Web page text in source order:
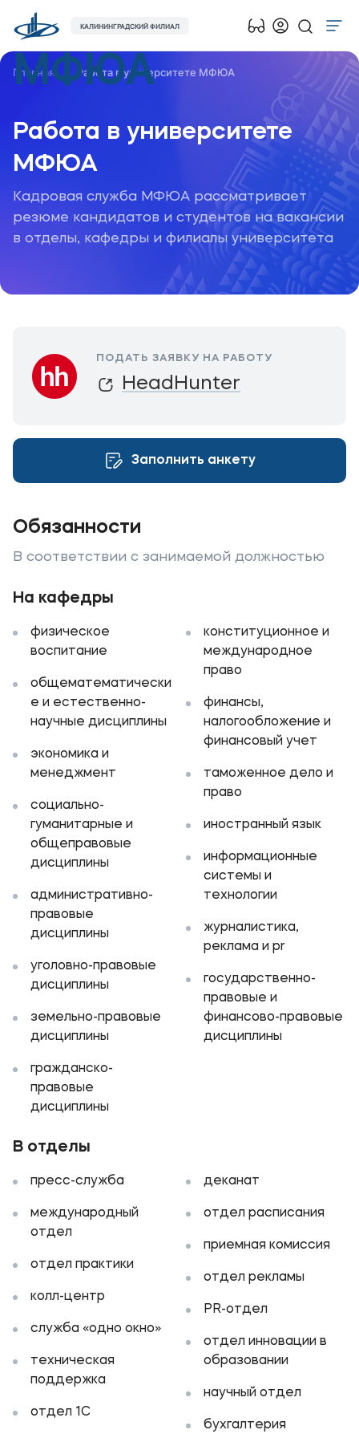
МФЮА
КАЛИНИНГРАДСКИЙ ФИЛИАЛ
Об университете
Сведения об образовательной организации
Наука
Абитуриентам
Уровни образования
Высшее образование
Дополнительное профессиональное образование
Медиа
Контакты
Банковские реквизиты
+7 (495) 221-10-01
Полезное
Об образовательной организации
Банковские реквизиты
Подобрать программу
Главная Работа в университете МФЮА
Работа в универ­ситете
МФЮА
Кадровая служба МФЮА рассматривает
резюме кандидатов и студентов на вакансии
в отделы, кафедры и филиалы университета
Обязанности
В соответствии с занимаемой должностью
На кафедры
физическое
воспитание
общематематически
е и естественно-
научные дисциплины
экономика и
менеджмент
социально-
гуманитарные и
общеправовые
дисциплины
административно-
правовые
дисциплины
уголовно-правовые
дисциплины
земельно-правовые
дисциплины
гражданско-
правовые
дисциплины
конституционное и
международное
право
финансы,
налогообложение и
финансовый учет
таможенное дело и
право
иностранный язык
информационные
системы и
технологии
журналистика,
реклама и pr
государственно-
правовые и
финансово-правовые
дисциплины
В отделы
пресс-служба
международный
отдел
отдел практики
колл-центр
служба «одно окно»
техническая
поддержка
отдел 1С
деканат
отдел расписания
приемная комиссия
отдел рекламы
PR-отдел
отдел инновации в
образовании
научный отдел
бухгалтерия
ПОДАТЬ ЗАЯВКУ НА РАБОТУ
HeadHunter
Заполнить анкету